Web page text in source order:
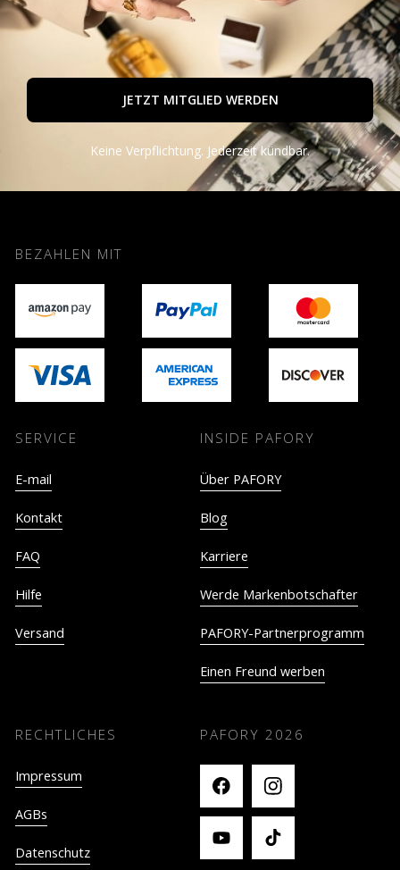
JETZT MITGLIED WERDEN
Keine Verpflichtung. Jederzeit kündbar.
BEZAHLEN MIT
SERVICE
E-mail
Kontakt
FAQ
Hilfe
Versand
INSIDE PAFORY
Über PAFORY
Blog
Karriere
Werde Markenbotschafter
PAFORY-Partnerprogramm
Einen Freund werben
RECHTLICHES
Impressum
AGBs
Datenschutz
PAFORY 2026